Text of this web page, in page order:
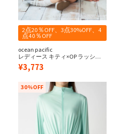
2点20％OFF、3点30%OFF、4
点40％OFF
ocean pacific
レディース キティ×OP ラッシュT
シャツ
¥3,773
30%OFF